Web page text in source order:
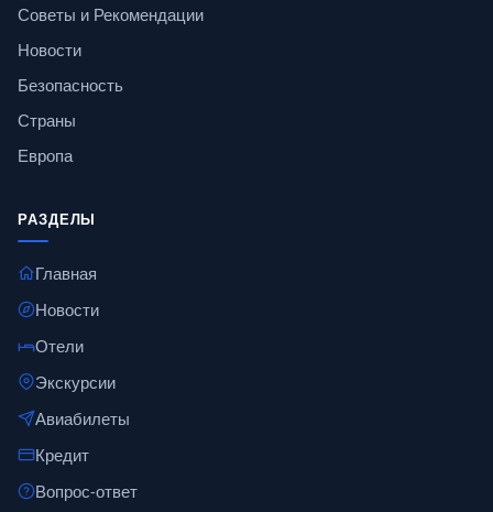
Советы и Рекомендации
Новости
Безопасность
Страны
Европа
РАЗДЕЛЫ
Главная
Новости
Отели
Экскурсии
Авиабилеты
Кредит
Вопрос-ответ